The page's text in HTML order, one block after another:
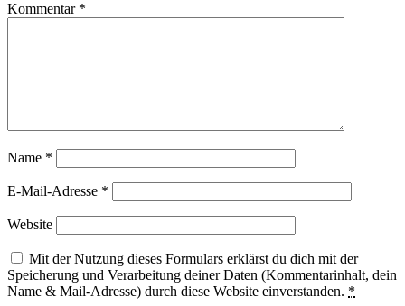
Kommentar *
Name *
E-Mail-Adresse *
Website
Mit der Nutzung dieses Formulars erklärst du dich mit der
Speicherung und Verarbeitung deiner Daten (Kommentarinhalt, dein
Name & Mail-Adresse) durch diese Website einverstanden. *